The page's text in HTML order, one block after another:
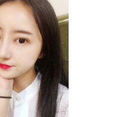
thẩm mỹ NANA